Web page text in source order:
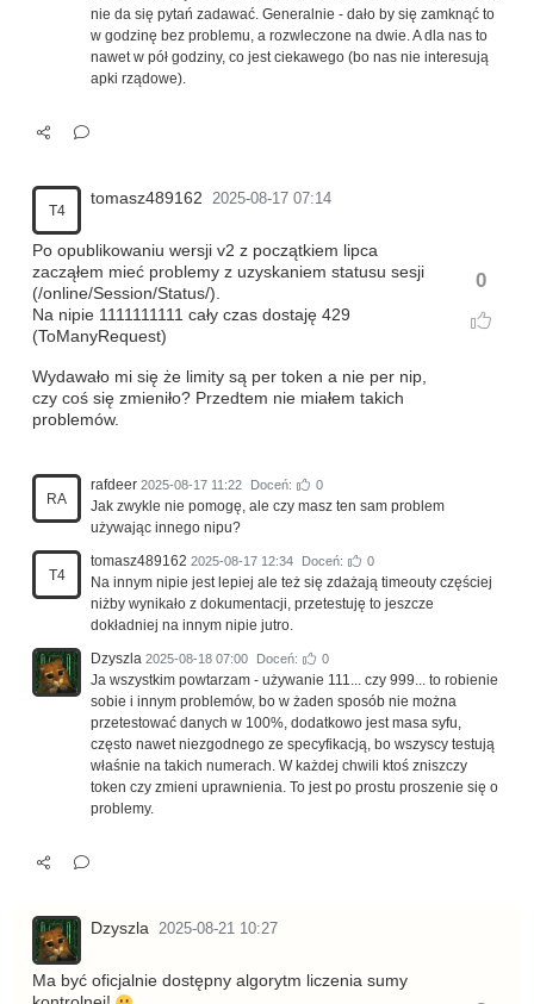
nie da się pytań zadawać. Generalnie - dało by się zamknąć to
w godzinę bez problemu, a rozwleczone na dwie. A dla nas to
nawet w pół godziny, co jest ciekawego (bo nas nie interesują
apki rządowe).
T4
tomasz489162 2025-08-17 07:14
0
Po opublikowaniu wersji v2 z początkiem lipca
zacząłem mieć problemy z uzyskaniem statusu sesji
(/online/Session/Status/).
Na nipie 1111111111 cały czas dostaję 429
(ToManyRequest)
Wydawało mi się że limity są per token a nie per nip,
czy coś się zmieniło? Przedtem nie miałem takich
problemów.
RA
rafdeer 2025-08-17 11:22 Doceń: 0
Jak zwykle nie pomogę, ale czy masz ten sam problem
używając innego nipu?
T4
tomasz489162 2025-08-17 12:34 Doceń: 0
Na innym nipie jest lepiej ale też się zdażają timeouty częściej
niżby wynikało z dokumentacji, przetestuję to jeszcze
dokładniej na innym nipie jutro.
Dzyszla 2025-08-18 07:00 Doceń: 0
Ja wszystkim powtarzam - używanie 111... czy 999... to robienie
sobie i innym problemów, bo w żaden sposób nie można
przetestować danych w 100%, dodatkowo jest masa syfu,
często nawet niezgodnego ze specyfikacją, bo wszyscy testują
właśnie na takich numerach. W każdej chwili ktoś zniszczy
token czy zmieni uprawnienia. To jest po prostu proszenie się o
problemy.
Dzyszla 2025-08-21 10:27
Ma być oficjalnie dostępny algorytm liczenia sumy